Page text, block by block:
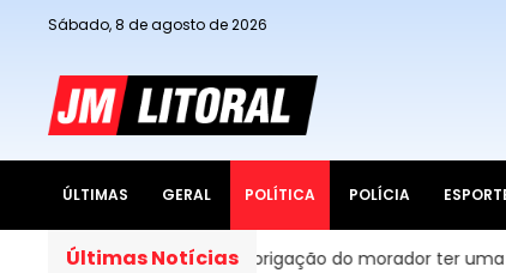
Sábado, 8 de agosto de 2026
ÚLTIMAS GERAL POLÍTICA POLÍCIA
Últimas Notícias
do Brasil, é obrigação do morador ter uma caixa